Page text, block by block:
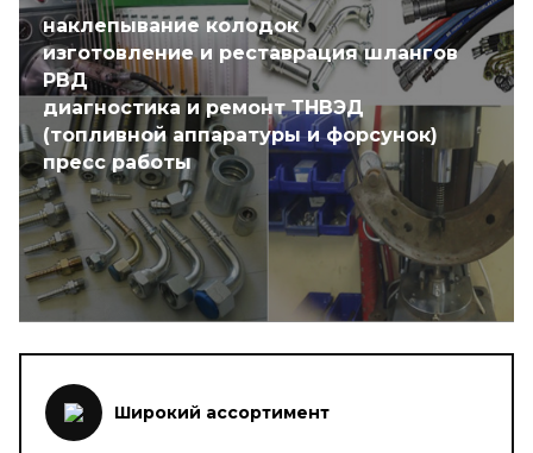
наклепывание колодок
изготовление и реставрация шлангов
РВД
диагностика и ремонт ТНВЭД
(топливной аппаратуры и форсунок)
пресс работы
Широкий ассортимент